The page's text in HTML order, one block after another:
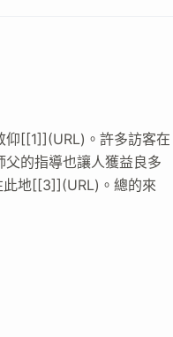
仰[[1]](URL)。許多訪客在
的指導也讓人獲益良多
此地[[3]](URL)。總的來